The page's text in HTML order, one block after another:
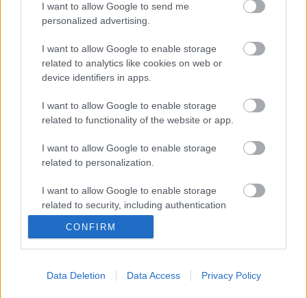
I want to allow Google to send me
personalized advertising.
I want to allow Google to enable storage
related to analytics like cookies on web or
device identifiers in apps.
I want to allow Google to enable storage
related to functionality of the website or app.
I want to allow Google to enable storage
related to personalization.
I want to allow Google to enable storage
related to security, including authentication
functionality and fraud prevention, and other
user protection.
CONFIRM
Data Deletion Data Access Privacy Policy
Számító szerek és kábító képek közt -
RRRecorder•2021. február 18.
Az agy magyaráz a testnek, hogy ne hallgasson már
a szívre. A szerelem: fájdalom. Te is tudod, tudom én
is, várjuk egymást mégis, mégis. Több hangmintát
gyűjtök, mint Bartók és Kodály. Ki napsütötte sávok
között lavírozik, sosem veszi észre a sok lavór vizet.
Míg a tehenek haza nem érnek, űrszamba…